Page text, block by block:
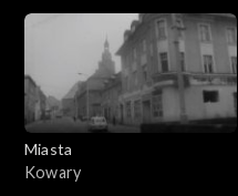
Miasta
Kowary